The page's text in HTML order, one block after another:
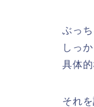
ぶっ
しっ
具体
それ